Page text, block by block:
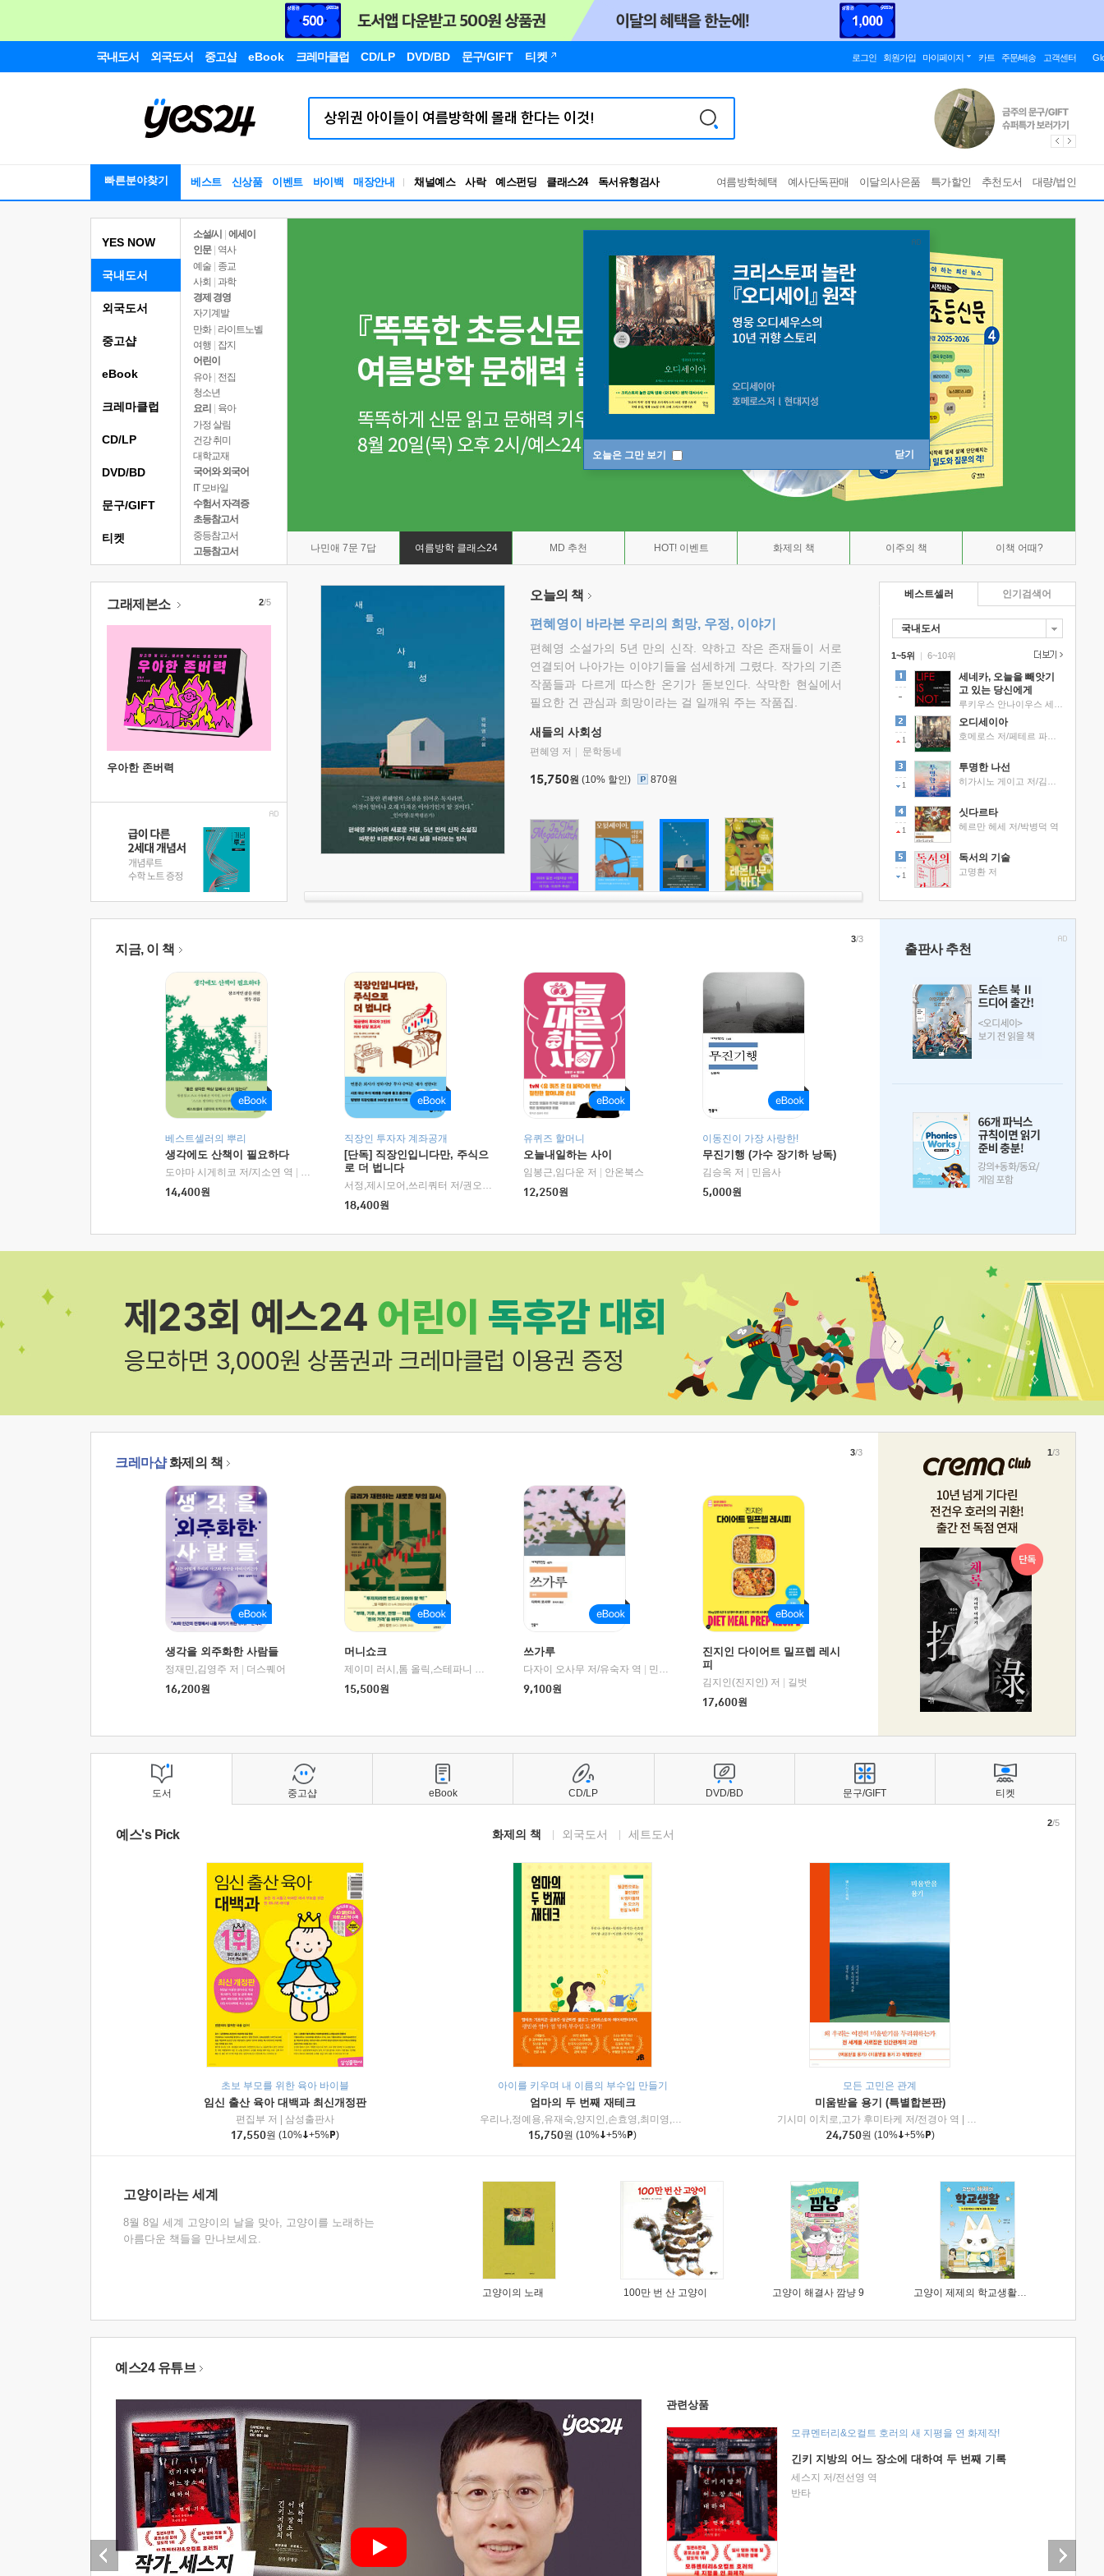
국내도서 외국도서 중고샵 eBook 크레마클럽 CD/LP DVD/BD 문구/GIFT 티켓 로그인 회원가입 마이페이지 카트 주문/배송 고객센터
빠른분야찾기 베스트 신상품 이벤트 바이백 매장안내 채널예스 사락 예스펀딩 클래스24
RBTI Lab
독서유형검사
여름방학혜택 예사단독판매 이달의사은품 특가할인 추천도서 대량/법인
오늘은 그만 보기 닫기
YES NOW
국내도서
소설/시
에세이
인문
역사
예술 | 종교
사회 | 과학
경제 경영
자기계발
만화 | 라이트노벨
여행
잡지
어린이
유아 | 전집
청소년
요리
육아
가정 살림
건강 취미
대학교재
국어와 외국어
IT 모바일
수험서 자격증
초등참고서
중등참고서
고등참고서
나민애 7문 7답 여름방학 클래스24 MD 추천 HOT! 이벤트 화제의 책 이주의 책 이책 어때?
외국도서
중고샵
eBook
크레마클럽
CD/LP
DVD/BD
문구/GIFT
티켓
그래제본소
우아한 존버력
2/5 오늘의 책
편혜영이 바라본 우리의 희망, 우정, 이야기
편혜영 소설가의 5년 만의 신작. 약하고 작은 존재들이 서로
연결되어 나아가는 이야기들을 섬세하게 그렸다. 작가의 기존
작품들과 다르게 따스한 온기가 돋보인다. 삭막한 현실에서
필요한 건 관심과 희망이라는 걸 일깨워 주는 작품집.
새들의 사회성
편혜영 저 문학동네
15,750원 (10% 할인) 870원
베스트셀러
국내도서
1~5위 |
세네카, 오늘을 빼앗기
고 있는 당신에게
1
오디세이아
1
투명한 나선
1
싯다르타
헤르만 헤세 저/박병덕 역
1
독서의 기술
고명환 저
6~10위
인기검색어
지금, 이 책
베스트셀러의 뿌리
생각에도 산책이 필요하다
도야마 시게히코 저/지소연 역
알에이치코리아(RHK)
14,400원
직장인 투자자 계좌공개
[단독] 직장인입니다만, 주식으
로 더 법니다
서정,제시모어,쓰리쿼터 저/권오태,시그널리포트 편
18,400원
유퀴즈 할머니
오늘내일하는 사이
임봉근,임다운 저
안온북스
12,250원
이동진이 가장 사랑한!
무진기행 (가수 장기하 낭독)
김승옥 저
민음사
5,000원
3/3
출판사 추천
크레마샵화제의 책
생각을 외주화한 사람들
정재민,김영주 저
더스퀘어
16,200원
머니쇼크
제이미 러시,톰 올릭,스테파니 플랜더스 편저/임경은 역/박정호 감수 |
교보문고
15,500원
쓰가루
다자이 오사무 저/유숙자 역
민음사
9,100원
진지인 다이어트 밀프렙 레시
피
김지인(진지인) 저
길벗
17,600원
3/3 1/3
도서
예스's Pick 화제의 책 외국도서 세트도서
초보 부모를 위한 육아 바이블
임신 출산 육아 대백과 최신개정판
편집부 저
삼성출판사
17,550원 (10% +5% )
아이를 키우며 내 이름의 부수입 만들기
엄마의 두 번째 재테크
우리나,정예용,유재숙,양지인,손효영,최미영,조민주,이진현,차미숙,서미숙 저 | 제이브리즈북스
15,750원 (10% +5% )
모든 고민은 관계
미움받을 용기 (특별합본판)
기시미 이치로,고가 후미타케 저/전경아 역
인플루엔셜
24,750원 (10% +5% )
2/5
고양이라는 세계
8월 8일 세계 고양이의 날을 맞아, 고양이를 노래하는
아름다운 책들을 만나보세요.
고양이의 노래 100만 번 산 고양이 고양이 해결사 깜냥 9 고양이 제제의 학교생활 1 : 초등학생이 이렇게 힘들 줄이야
중고샵 eBook CD/LP DVD/BD 문구/GIFT 티켓
예스24 유튜브
관련상품
모큐멘터리&오컬트 호러의 새 지평을 연 화제작!
긴키 지방의 어느 장소에 대하여 두 번째 기록
세스지 저/전선영 역
반타